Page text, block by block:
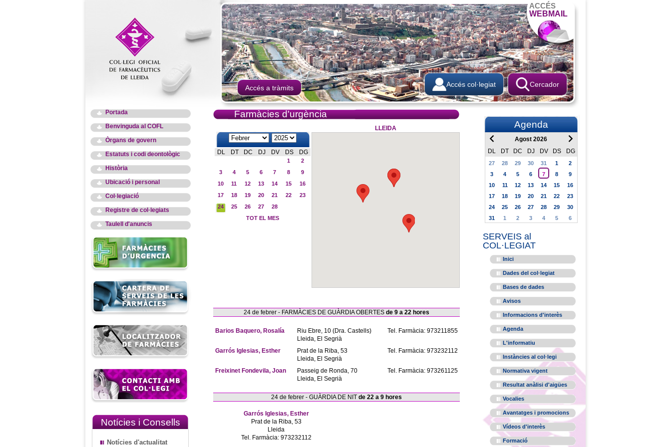
ACCÉS
WEBMAIL
Accés a tràmits Cercador
Accés col·legiat
Portada
Benvinguda al COFL
Òrgans de govern
Estatuts i codi deontològic
Història
Ubicació i personal
Col·legiació
Registre de col·legiats
Taulell d'anuncis
Notícies i Consells
Notícies d'actualitat
Farmàcies d'urgència
DL DT DC DJ DV DS DG
1
2
3
4 5 6 7 8
9
10
11 12 13 14 15
16
17
18 19 20 21 22
23
24
25 26 27
28
TOT EL MES
LLEIDA
24 de febrer - FARMÀCIES DE GUÀRDIA OBERTES de 9 a 22 hores
Barios Baquero, Rosalía
Riu Ebre, 10 (Dra. Castells)
Lleida, El Segrià
Tel. Farmàcia: 973211855
Garrós Iglesias, Esther
Prat de la Riba, 53
Lleida, El Segrià
Tel. Farmàcia: 973232112
Freixinet Fondevila, Joan
Passeig de Ronda, 70
Lleida, El Segrià
Tel. Farmàcia: 973261125
24 de febrer - GUÀRDIA DE NIT de 22 a 9 hores
Garrós Iglesias, Esther
Prat de la Riba, 53
Lleida
Tel. Farmàcia: 973232112
Agenda
Agost 2026
DL
DT DC DJ DV DS DG
27 28 29 30 31 1
2
3
4 5 6 7 8
9
10
11 12 13 14 15
16
17
18 19 20 21 22
23
24
25 26 27 28 29
30
31
1 2 3 4 5 6
SERVEIS al
COL·LEGIAT
Inici
Dades del col·legiat
Bases de dades
Avisos
Informacions d'interès
Agenda
L'informatiu
Instàncies al col·legi
Normativa vigent
Resultat anàlisi d'aigües
Vocalies
Avantatges i promocions
Vídeos d'interès
Formació